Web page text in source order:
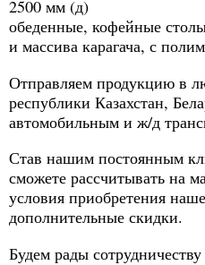
2500 мм (д)
обеденные, кофейные
и массива карагача, с
Отправляем продукцию в
республики Казахстан,
автомобильным и ж/д
Став нашим постоянным
сможете рассчитывать на
условия приобретения
дополнительные скидки.
Будем рады